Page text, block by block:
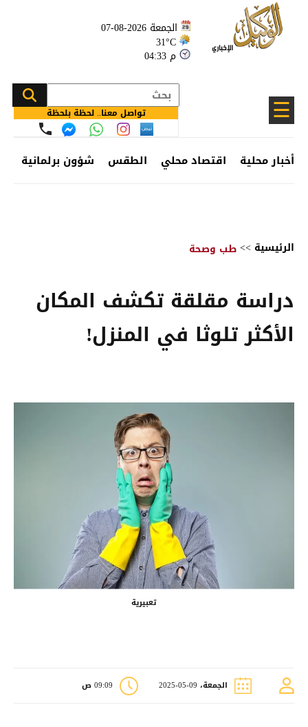
الجمعة 2026-08-07
31°C
04:33 م
☰ تواصل معنا.. لحظة بلحظة
أخبار محلية اقتصاد محلي الطقس شؤون برلمانية
الرئيسية >>طب وصحة
دراسة مقلقة تكشف المكان
الأكثر تلوثا في المنزل!
تعبيرية
الجمعة، 09-05-2025 09:09 ص